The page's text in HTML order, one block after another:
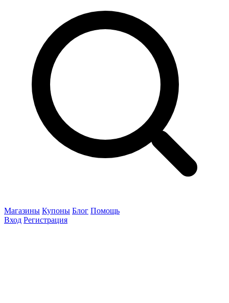
Магазины Купоны Блог Помощь
Вход Регистрация